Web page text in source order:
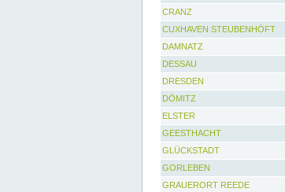
CRANZ
CUXHAVEN STEUBENHÖFT
DAMNATZ
DESSAU
DRESDEN
DÖMITZ
ELSTER
GEESTHACHT
GLÜCKSTADT
GORLEBEN
GRAUERORT REEDE